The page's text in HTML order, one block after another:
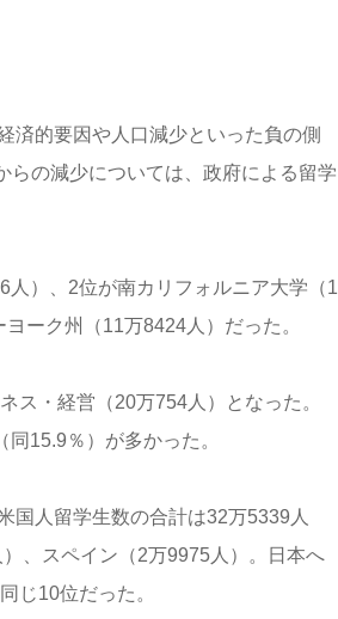
済的要因や人口減少といった負の側
らの減少については、政府による留学
）、2位が南カリフォルニア大学（1
ーク州（11万8424人）だった。
ス・経営（20万754人）となった。
15.9％）が多かった。
国人留学生数の合計は32万5339人
、スペイン（2万9975人）。日本へ
じ10位だった。